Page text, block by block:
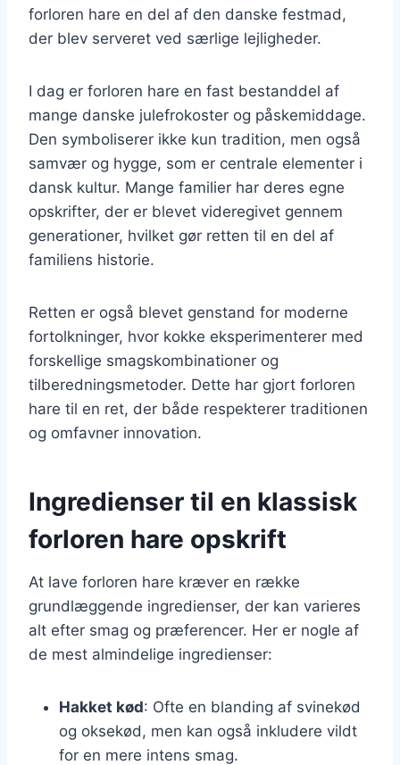
forloren hare en del af den danske festmad,
der blev serveret ved særlige lejligheder.
I dag er forloren hare en fast bestanddel af
mange danske julefrokoster og påskemiddage.
Den symboliserer ikke kun tradition, men også
samvær og hygge, som er centrale elementer i
dansk kultur. Mange familier har deres egne
opskrifter, der er blevet videregivet gennem
generationer, hvilket gør retten til en del af
familiens historie.
Retten er også blevet genstand for moderne
fortolkninger, hvor kokke eksperimenterer med
forskellige smagskombinationer og
tilberedningsmetoder. Dette har gjort forloren
hare til en ret, der både respekterer traditionen
og omfavner innovation.
Ingredienser til en klassisk
forloren hare opskrift
At lave forloren hare kræver en række
grundlæggende ingredienser, der kan varieres
alt efter smag og præferencer. Her er nogle af
de mest almindelige ingredienser:
Hakket kød: Ofte en blanding af svinekød
og oksekød, men kan også inkludere vildt
for en mere intens smag.